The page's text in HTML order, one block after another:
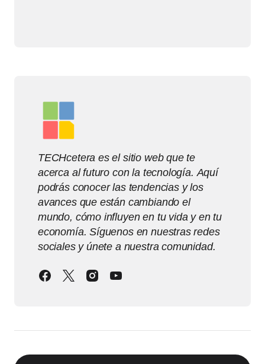
TECHcetera es el sitio web que te
acerca al futuro con la tecnología. Aquí
podrás conocer las tendencias y los
avances que están cambiando el
mundo, cómo influyen en tu vida y en tu
economía. Síguenos en nuestras redes
sociales y únete a nuestra comunidad.